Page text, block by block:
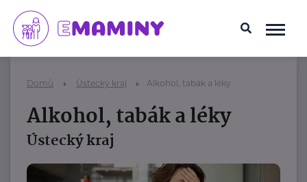
Domů Ústecký kraj Alkohol, tabák a léky
Alkohol, tabák a léky
Ústecký kraj